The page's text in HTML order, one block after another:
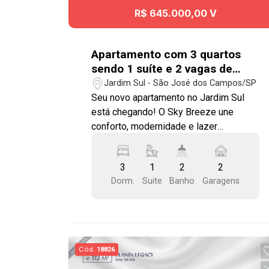
R$ 645.000,00 V
Apartamento com 3 quartos
sendo 1 suíte e 2 vagas de
garagem no Jardim Sul- São
José dos Campos
Jardim Sul - São José dos Campos/SP
Seu novo apartamento no Jardim Sul
está chegando! O Sky Breeze une
conforto, modernidade e lazer
crescem em São José dos Campos. -
70m² - 3 dormitórios com 1 suíte -
Varanda integrada Diferencial estrutural:
elétrica - Ponto hidráulico para lava-
louças Lazer com mais de 30 itens: -
3
Dorm.
1
Suite
2
Banho
2
Garagens
Cód. 18826